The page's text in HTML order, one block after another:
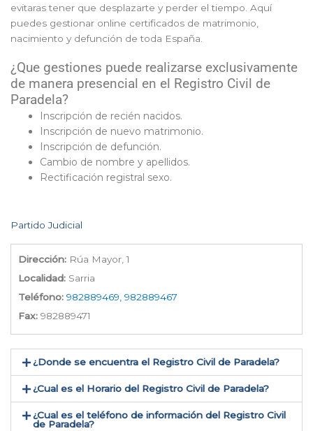
evitaras tener que desplazarte y perder el tiempo. Aquí
puedes gestionar online certificados de matrimonio,
nacimiento y defunción de toda España.
¿Que gestiones puede realizarse exclusivamente
de manera presencial en el Registro Civil de
Paradela?
Inscripción de recién nacidos.
Inscripción de nuevo matrimonio.
Inscripción de defunción.
Cambio de nombre y apellidos.
Rectificación registral sexo.
Partido Judicial
Dirección: Rúa Mayor, 1
Localidad: Sarria
Teléfono: 982889469, 982889467
Fax: 982889471
¿Donde se encuentra el Registro Civil de Paradela​?
¿Cual es el Horario del Registro Civil de Paradela?
¿Cual es el teléfono de información del Registro Civil
de Paradela​?